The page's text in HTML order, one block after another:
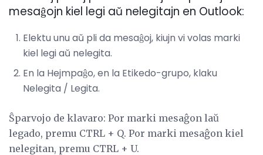
mesaĝojn kiel legi aŭ nelegitajn en Outlook:
Elektu unu aŭ pli da mesaĝoj, kiujn vi volas marki
kiel legi aŭ nelegita.
En la Hejmpaĝo, en la Etikedo-grupo, klaku
Nelegita / Legita.
Ŝparvojo de klavaro: Por marki mesaĝon laŭ
legado, premu CTRL + Q. Por marki mesaĝon kiel
nelegitan, premu CTRL + U.